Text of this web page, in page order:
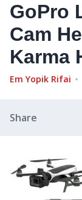
GoPro
Cam
Karma
Em Yopik Rifai
Share